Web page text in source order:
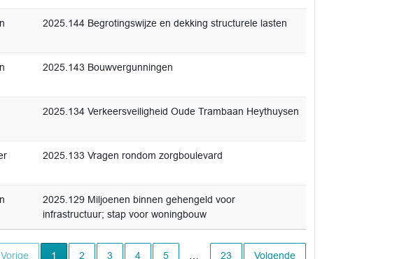
2025.144 Begrotingswijze en dekking structurele lasten
2025.143 Bouwvergunningen
2025.134 Verkeersveiligheid Oude Trambaan Heythuysen
2025.133 Vragen rondom zorgboulevard
2025.129 Miljoenen binnen gehengeld voor
infrastructuur; stap voor woningbouw
Vorige 1 Huidige pagina
2 3 4 5 23 Volgende